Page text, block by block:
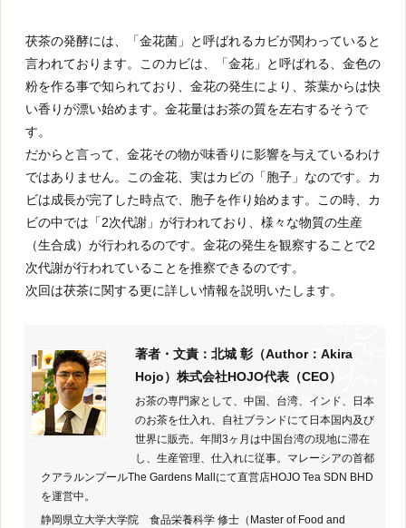
茯茶の発酵には、「金花菌」と呼ばれるカビが関わっていると
言われております。このカビは、「金花」と呼ばれる、金色の
粉を作る事で知られており、金花の発生により、茶葉からは快
い香りが漂い始めます。金花量はお茶の質を左右するそうで
す。
だからと言って、金花その物が味香りに影響を与えているわけ
ではありません。この金花、実はカビの「胞子」なのです。カ
ビは成長が完了した時点で、胞子を作り始めます。この時、カ
ビの中では「2次代謝」が行われており、様々な物質の生産
（生合成）が行われるのです。金花の発生を観察することで2
次代謝が行われていることを推察できるのです。
次回は茯茶に関する更に詳しい情報を説明いたします。
著者・文責：北城 彰（Author：Akira
Hojo）株式会社HOJO代表（CEO）
お茶の専門家として、中国、台湾、インド、日本
のお茶を仕入れ、自社ブランドにて日本国内及び
世界に販売。年間3ヶ月は中国台湾の現地に滞在
し、生産管理、仕入れに従事。マレーシアの首都
クアラルンプールThe Gardens Mallにて直営店HOJO Tea SDN BHD
を運営中。
静岡県立大学大学院 食品栄養科学 修士（Master of Food and